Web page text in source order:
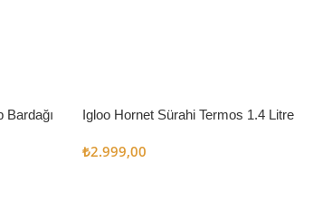
Bardağı
Igloo Hornet Sürahi Termos 1.4 Litre
₺2.999,00